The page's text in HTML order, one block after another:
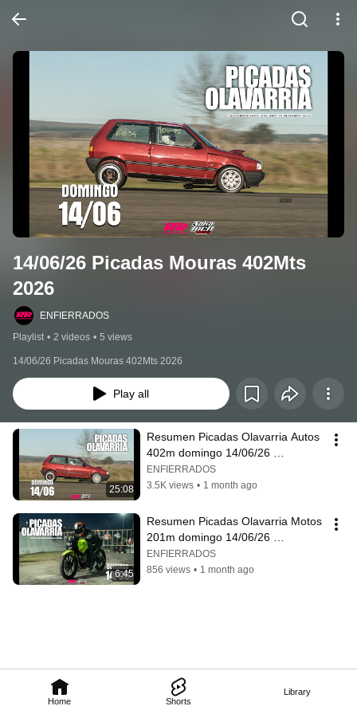
Home Shorts
Library
14/06/26 Picadas Mouras 402Mts
2026
ENFIERRADOS
Playlist • 2 videos • 5 views
14/06/26 Picadas Mouras 402Mts 2026
Play all
25:08
Resumen Picadas Olavarria Autos
402m domingo 14/06/26
ENFIERRADOS.COM
ENFIERRADOS
3.5K views • 1 month ago
6:45
Resumen Picadas Olavarria Motos
201m domingo 14/06/26
ENFIERRADOS.COM
ENFIERRADOS
856 views • 1 month ago